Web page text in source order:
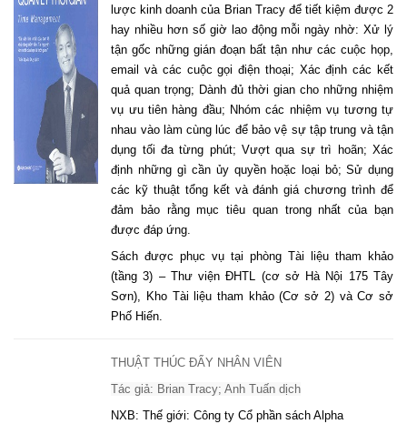
lược kinh doanh của Brian Tracy để tiết kiệm được 2
hay nhiều hơn số giờ lao động mỗi ngày nhờ: Xử lý
tận gốc những gián đoạn bất tận như các cuộc họp,
email và các cuộc gọi điện thoại; Xác định các kết
quả quan trọng; Dành đủ thời gian cho những nhiệm
vụ ưu tiên hàng đầu; Nhóm các nhiệm vụ tương tự
nhau vào làm cùng lúc để bảo vệ sự tập trung và tận
dụng tối đa từng phút; Vượt qua sự trì hoãn; Xác
định những gì cần ủy quyền hoặc loại bỏ; Sử dụng
các kỹ thuật tổng kết và đánh giá chương trình để
đảm bảo rằng mục tiêu quan trong nhất của bạn
được đáp ứng.
Sách được phục vụ tại phòng Tài liệu tham khảo
(tầng 3) – Thư viện ĐHTL (cơ sở Hà Nội 175 Tây
Sơn), Kho Tài liệu tham khảo (Cơ sở 2) và Cơ sở
Phố Hiến.
THUẬT THÚC ĐẨY NHÂN VIÊN
Tác giả: Brian Tracy; Anh Tuấn dịch
NXB: Thế giới: Công ty Cổ phần sách Alpha